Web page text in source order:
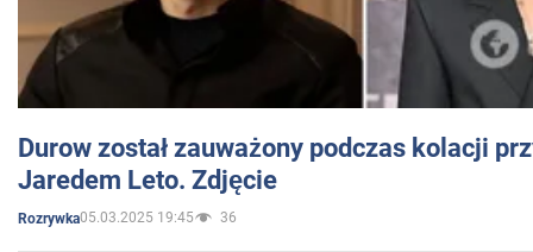
Durow został zauważony podczas kolacji
Jaredem Leto. Zdjęcie
Rozrywka05.03.2025 19:45 36